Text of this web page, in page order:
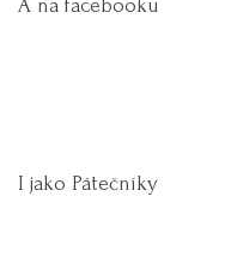
A na facebooku
I jako Pátečníky